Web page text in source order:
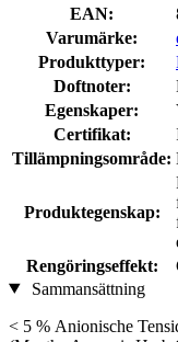
EAN:
Varumärke:
Produkttyper:
Doftnoter:
Egenskaper:
Certifikat:
Tillämpningsområde:
Produktegenskap:
Rengöringseffekt:
Sammansättning
< 5 % Anionische